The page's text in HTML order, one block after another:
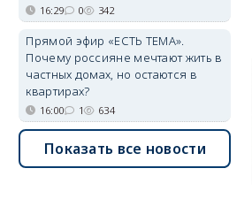
16:29 0 342
Прямой эфир «ЕСТЬ ТЕМА».
Почему россияне мечтают жить в
частных домах, но остаются в
квартирах?
16:00 1 634
Показать все новости